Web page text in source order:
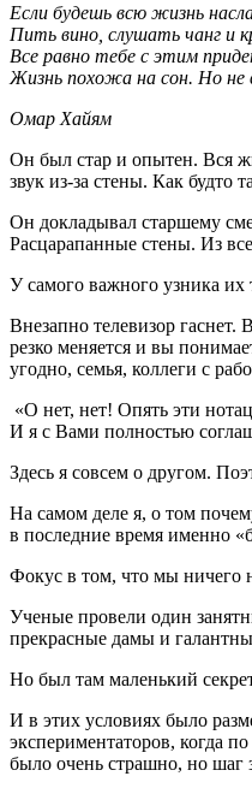
Если будешь всю жизнь
Пить вино, слушать чанг и
Все равно тебе с этим
Жизнь похожа на сон. Но не
Омар Хайям
Он был стар и опытен. Вся
звук из-за стены. Как будто
Он докладывал старшему
Расцарапанные стены. Из
У самого важного узника
Внезапно телевизор
резко меняется и вы
угодно, семья, коллеги с
«О нет, нет! Опять эти
И я с Вами полностью
Здесь я совсем о другом.
На самом деле я, о том
в последние время именно
Фокус в том, что мы ничего
Ученые провели один
прекрасные дамы и
Но был там маленький
И в этих условиях было
экспериментаторов, когда
было очень страшно, но шаг